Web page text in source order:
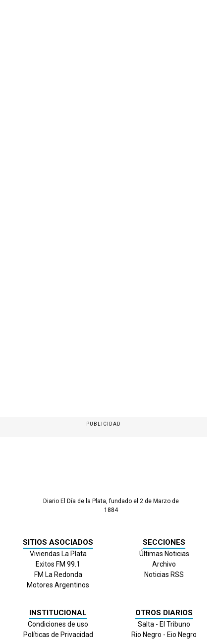
PUBLICIDAD
Diario El Día de la Plata, fundado el 2 de Marzo de
1884
SITIOS ASOCIADOS
Viviendas La Plata
Exitos FM 99.1
FM La Redonda
Motores Argentinos
SECCIONES
Últimas Noticias
Archivo
Noticias RSS
INSTITUCIONAL
Condiciones de uso
Políticas de Privacidad
OTROS DIARIOS
Salta - El Tribuno
Rio Negro - Eio Negro